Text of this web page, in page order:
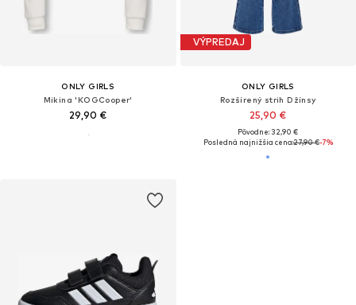
ONLY GIRLS
Mikina 'KOGCooper'
29,90 €
VÝPREDAJ
ONLY GIRLS
Rozšírený strih Džínsy
25,90 €
Pôvodne: 32,90 €
Posledná najnižšia cena:27,90 €-7%